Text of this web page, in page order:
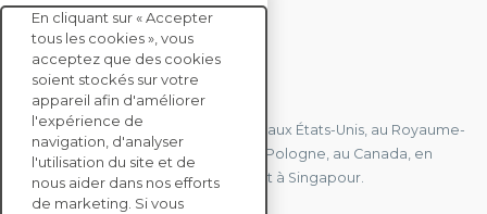
CONTACTEZ-NOUS
Nous avons des bureaux en France, aux États-Unis, au Royaume-
Uni, à Hong Kong, à l'île Maurice, en Pologne, au Canada, en
Allemagne, au Japon, en Espagne et à Singapour.
En cliquant sur « Accepter
tous les cookies », vous
acceptez que des cookies
soient stockés sur votre
appareil afin d'améliorer
l'expérience de
navigation, d'analyser
l'utilisation du site et de
nous aider dans nos efforts
de marketing. Si vous